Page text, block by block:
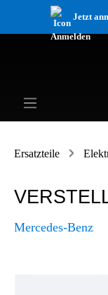
Jetzt
Ersatzteile
Mercedes-Benz